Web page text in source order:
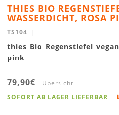
THIES BIO
WASSERDICHT, ROSA
TS104 |
thies Bio Regenstiefel
pink
79,90€ Übersicht
SOFORT AB LAGER LIEFERBAR